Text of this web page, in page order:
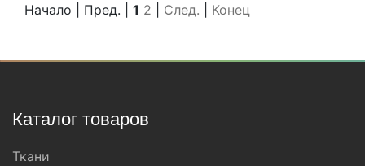
Начало | Пред. | 1 2 След. Конец
Каталог товаров
Ткани